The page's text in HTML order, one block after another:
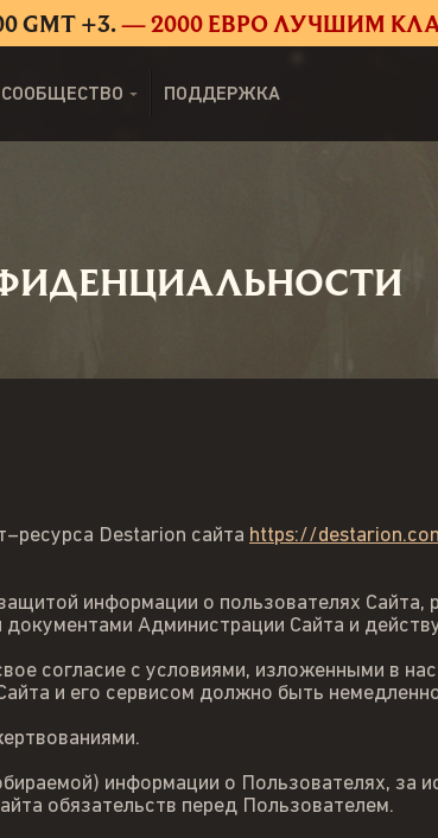
GMT +3.— 2000 ЕВРО ЛУЧШИМ
СООБЩЕСТВО ПОДДЕРЖКА
Destarion сайта https://
информации о пользователях Сайта,
Администрации Сайта и
согласие с условиями, изложенными в
и его сервисом должно быть
информации о Пользователях, за
обязательств перед Пользователем.